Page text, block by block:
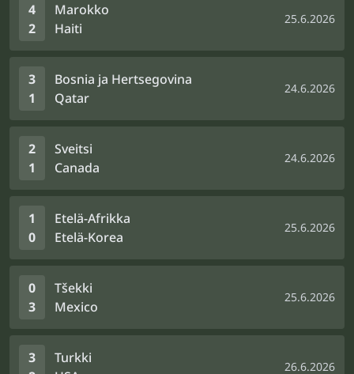
4
2
Marokko
Haiti
25.6.2026
3
1
Bosnia ja Hertsegovina
Qatar
24.6.2026
2
1
Sveitsi
Canada
24.6.2026
1
0
Etelä-Afrikka
Etelä-Korea
25.6.2026
0
3
Tšekki
Mexico
25.6.2026
3
Turkki
26.6.2026